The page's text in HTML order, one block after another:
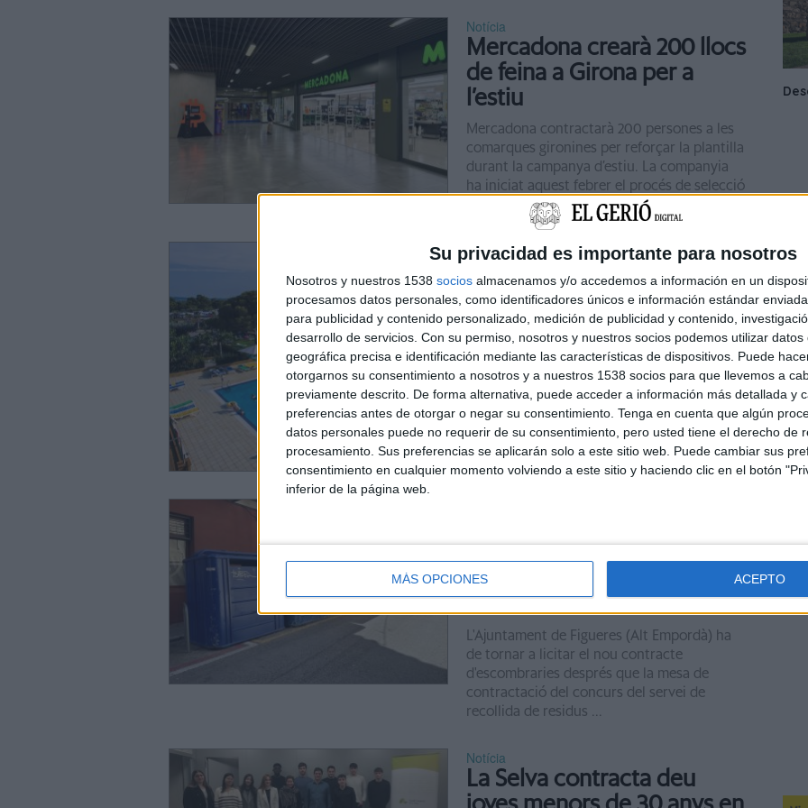
Su privacidad es importante para nosotros
Nosotros y nuestros 1538 socios almacenamos y/o accedemos a información en un
procesamos datos personales, como identificadores únicos e información estándar
para publicidad y contenido personalizado, medición de publicidad y contenido,
desarrollo de servicios. Con su permiso, nosotros y nuestros socios podemos utilizar datos
geográfica precisa e identificación mediante las características de dispositivos. Puede
otorgarnos su consentimiento a nosotros y a nuestros 1538 socios para que llevemos a
previamente descrito. De forma alternativa, puede acceder a información más detallada y
preferencias antes de otorgar o negar su consentimiento. Tenga en cuenta que algún
datos personales puede no requerir de su consentimiento, pero usted tiene el derecho de
procesamiento. Sus preferencias se aplicarán solo a este sitio web. Puede cambiar sus
consentimiento en cualquier momento volviendo a este sitio y haciendo clic en el botón
inferior de la página web.
MÁS OPCIONES ACEPTO
Notícia
Mercadona crearà 200 llocs
de feina a Girona per a
l’estiu
Mercadona contractarà 200 persones a les
comarques gironines per reforçar la plantilla
durant la campanya d’estiu. La companyia
ha iniciat aquest febrer el procés de selecció
Notícia
Els càmpings gironins
contractaran 200
treballadors a l’Amèrica
Llatina
L’Associació de Càmpings de Girona treballa
per portar unes 200 persones de l’Amèrica
Llatina per venir a fer la temporada. El
president de l’entitat, Miquel Gotanegra, ...
obliga Figueres a licitar de
nou
L'Ajuntament de Figueres (Alt Empordà) ha
de tornar a licitar el nou contracte
d'escombraries després que la mesa de
contractació del concurs del servei de
recollida de residus ...
Notícia
La Selva contracta deu